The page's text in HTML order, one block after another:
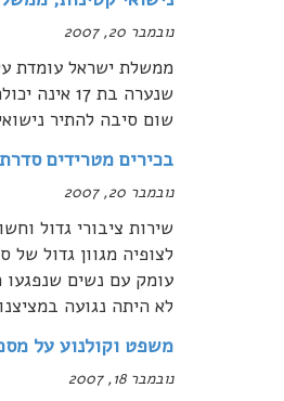
נובמבר 20, 2007
שום סיבה להתיר נישואין לפני גיל 20). ברור שהסיכוי קלוש
בכירים מטרידים
נובמבר 20, 2007
שירות ציבורי גדול
לצופיה מגוון גדול של
עומק עם נשים שנפגעו
לא היתה נגועה
משפט וקולנוע על מסכי נובמבר 2007:
נובמבר 18, 2007